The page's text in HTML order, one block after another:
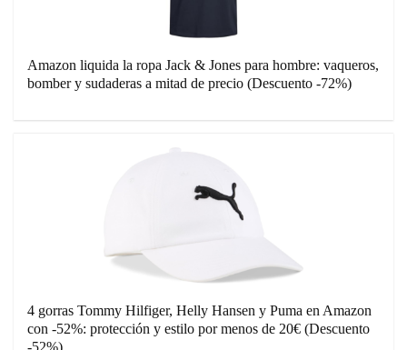
Amazon liquida la ropa Jack & Jones para hombre: vaqueros,
bomber y sudaderas a mitad de precio (Descuento -72%)
4 gorras Tommy Hilfiger, Helly Hansen y Puma en Amazon
con -52%: protección y estilo por menos de 20€ (Descuento